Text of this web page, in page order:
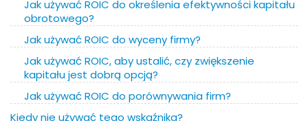
Jak używać ROIC do określenia efektywności kapitału
obrotowego?
Jak używać ROIC do wyceny firmy?
Jak używać ROIC, aby ustalić, czy zwiększenie
kapitału jest dobrą opcją?
Jak używać ROIC do porównywania firm?
Kiedy nie używać tego wskaźnika?